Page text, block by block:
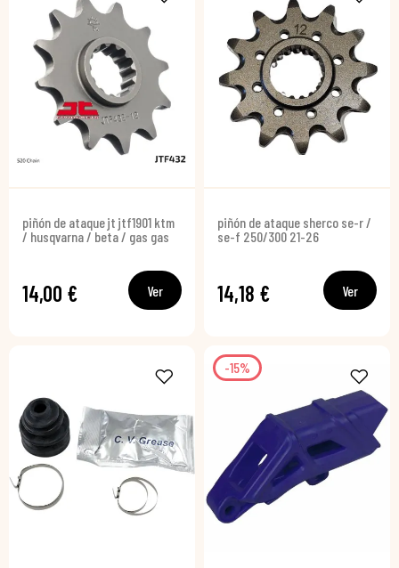
piñón de ataque jt jtf1901 ktm
/ husqvarna / beta / gas gas
14,00 € Ver
piñón de ataque sherco se-r /
se-f 250/300 21-26
14,18 € Ver
-15%